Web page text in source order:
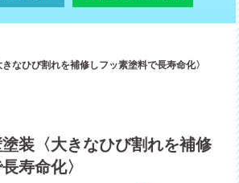
なひび割れを補修しフッ素塗料で長寿命化〉
装〈大きなひび割れを補修
寿命化〉